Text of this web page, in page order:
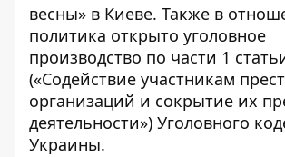
весны» в Киеве. Также в
политика открыто уголовное
производство по части 1
(«Содействие участникам
организаций и сокрытие их
деятельности») Уголовного
Украины.